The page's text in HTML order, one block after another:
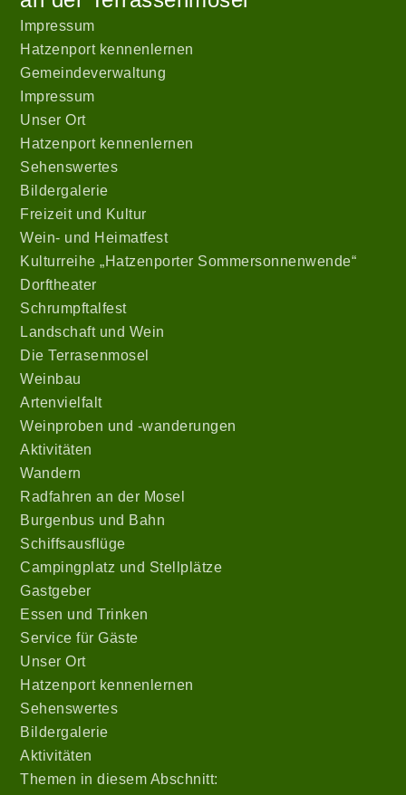
Theme:
hatzenport_s
Stefan
Barth.
Impressum
Hatzenport kennenlernen
Gemeindeverwaltung
Impressum
Unser Ort
Hatzenport kennenlernen
Sehenswertes
Bildergalerie
Freizeit und Kultur
Wein- und Heimatfest
Kulturreihe „Hatzenporter Sommersonnenwende“
Dorftheater
Schrumpftalfest
Landschaft und Wein
Die Terrasenmosel
Weinbau
Artenvielfalt
Weinproben und -wanderungen
Aktivitäten
Wandern
Radfahren an der Mosel
Burgenbus und Bahn
Schiffsausflüge
Campingplatz und Stellplätze
Gastgeber
Essen und Trinken
Service für Gäste
Unser Ort
Hatzenport kennenlernen
Sehenswertes
Bildergalerie
Aktivitäten
Themen in diesem Abschnitt: